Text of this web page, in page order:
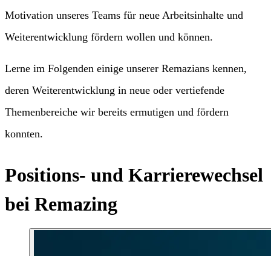
Motivation unseres Teams für neue Arbeitsinhalte und
Weiterentwicklung fördern wollen und können.
Lerne im Folgenden einige unserer Remazians kennen,
deren Weiterentwicklung in neue oder vertiefende
Themenbereiche wir bereits ermutigen und fördern
konnten.
Positions- und Karrierewechsel
bei Remazing